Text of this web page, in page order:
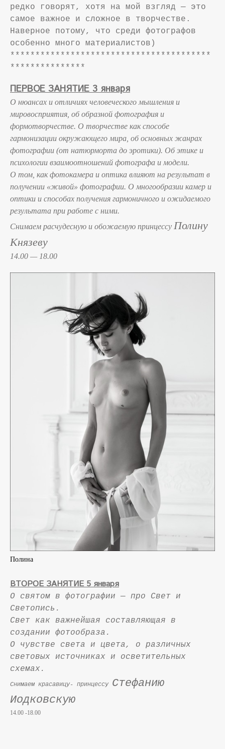
редко говорят, хотя на мой взгляд — это
самое важное и сложное в творчестве.
Наверное потому, что среди фотографов
особенно много материалистов)
****************************************
***************
ПЕРВОЕ ЗАНЯТИЕ 3 января
О нюансах и отличиях человеческого мышления и
мировосприятия, об образной фотография и
формотворчестве. О творчестве как способе
гармонизации окружающего мира, об основных жанрах
фотографии (от натюрморта до эротики). Об этике и
психологии взаимоотношений фотографа и модели.
О том, как фотокамера и оптика влияют на результат в
получении «живой» фотографии. О многообразии камер и
оптики и способах получения гармоничного и ожидаемого
результата при работе с ними.
Снимаем расчудесную и обожаемую принцессу Полину
Князеву
14.00 — 18.00
Полина
ВТОРОЕ ЗАНЯТИЕ 5 января
О святом в фотографии — про Свет и
Светопись.
Свет как важнейшая составляющая в
создании фотообраза.
О чувстве света и цвета, о различных
световых источниках и осветительных
схемах.
Снимаем красавицу- принцессу Стефанию
Иодковскую
14.00 -18.00